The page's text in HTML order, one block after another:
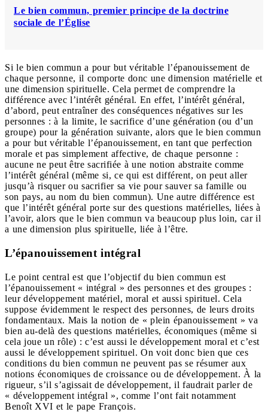
Le bien commun, premier principe de la doctrine
sociale de l’Église
Si le bien commun a pour but véritable l’épanouissement de
chaque personne, il comporte donc une dimension matérielle et
une dimension spirituelle. Cela permet de comprendre la
différence avec l’intérêt général. En effet, l’intérêt général,
d’abord, peut entraîner des conséquences négatives sur les
personnes : à la limite, le sacrifice d’une génération (ou d’un
groupe) pour la génération suivante, alors que le bien commun
a pour but véritable l’épanouissement, en tant que perfection
morale et pas simplement affective, de chaque personne :
aucune ne peut être sacrifiée à une notion abstraite comme
l’intérêt général (même si, ce qui est différent, on peut aller
jusqu’à risquer ou sacrifier sa vie pour sauver sa famille ou
son pays, au nom du bien commun). Une autre différence est
que l’intérêt général porte sur des questions matérielles, liées à
l’avoir, alors que le bien commun va beaucoup plus loin, car il
a une dimension plus spirituelle, liée à l’être.
L’épanouissement intégral
Le point central est que l’objectif du bien commun est
l’épanouissement « intégral » des personnes et des groupes :
leur développement matériel, moral et aussi spirituel. Cela
suppose évidemment le respect des personnes, de leurs droits
fondamentaux. Mais la notion de « plein épanouissement » va
bien au-delà des questions matérielles, économiques (même si
cela joue un rôle) : c’est aussi le développement moral et c’est
aussi le développement spirituel. On voit donc bien que ces
conditions du bien commun ne peuvent pas se résumer aux
notions économiques de croissance ou de développement. À la
rigueur, s’il s’agissait de développement, il faudrait parler de
« développement intégral », comme l’ont fait notamment
Benoît XVI et le pape François.